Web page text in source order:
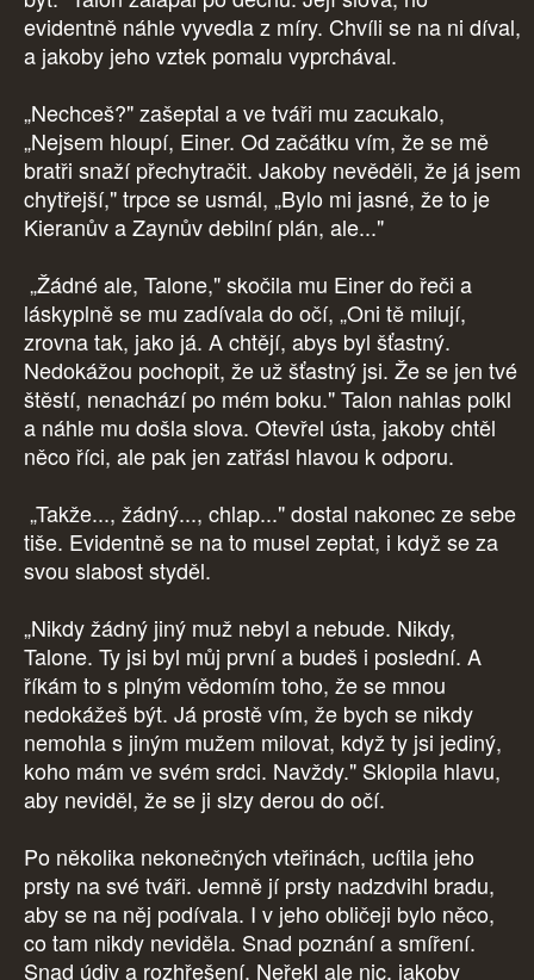
evidentně náhle vyvedla z míry. Chvíli se na ni díval,
a jakoby jeho vztek pomalu vyprchával.
„Nechceš?" zašeptal a ve tváři mu zacukalo,
„Nejsem hloupí, Einer. Od začátku vím, že se mě
bratři snaží přechytračit. Jakoby nevěděli, že já jsem
chytřejší," trpce se usmál, „Bylo mi jasné, že to je
Kieranův a Zaynův debilní plán, ale..."
„Žádné ale, Talone," skočila mu Einer do řeči a
láskyplně se mu zadívala do očí, „Oni tě milují,
zrovna tak, jako já. A chtějí, abys byl šťastný.
Nedokážou pochopit, že už šťastný jsi. Že se jen tvé
štěstí, nenachází po mém boku." Talon nahlas polkl
a náhle mu došla slova. Otevřel ústa, jakoby chtěl
něco říci, ale pak jen zatřásl hlavou k odporu.
„Takže..., žádný..., chlap..." dostal nakonec ze sebe
tiše. Evidentně se na to musel zeptat, i když se za
svou slabost styděl.
„Nikdy žádný jiný muž nebyl a nebude. Nikdy,
Talone. Ty jsi byl můj první a budeš i poslední. A
říkám to s plným vědomím toho, že se mnou
nedokážeš být. Já prostě vím, že bych se nikdy
nemohla s jiným mužem milovat, když ty jsi jediný,
koho mám ve svém srdci. Navždy." Sklopila hlavu,
aby neviděl, že se ji slzy derou do očí.
Po několika nekonečných vteřinách, ucítila jeho
prsty na své tváři. Jemně jí prsty nadzdvihl bradu,
aby se na něj podívala. I v jeho obličeji bylo něco,
co tam nikdy neviděla. Snad poznání a smíření.
Snad údiv a rozhřešení. Neřekl ale nic, jakoby